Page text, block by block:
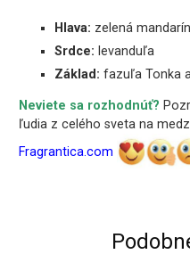
Hlava: zelená
Srdce: levanduľa
Základ: fazuľa Tonka
Neviete sa rozhodnúť?
ľudia z celého sveta na
Fragrantica.com